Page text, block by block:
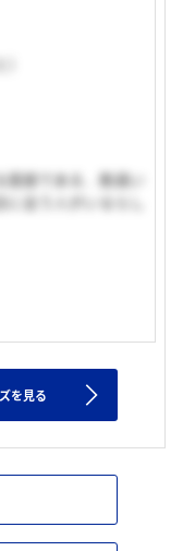
接である．勘違い
会う人がいるらし
を見る